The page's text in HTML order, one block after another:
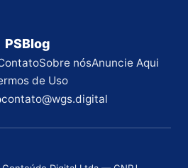
PSBlog
Sobre nósAnuncie Aqui
de Uso
contato@wgs.digital